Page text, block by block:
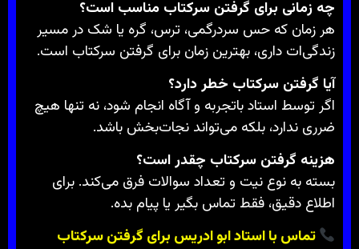
چه زمانی برای گرفتن سرکتاب مناسب است؟
هر زمان که حس سردرگمی، ترس، گره یا شک در مسیر
زندگی‌ات داری، بهترین زمان برای گرفتن سرکتاب است.
آیا گرفتن سرکتاب خطر دارد؟
اگر توسط استاد باتجربه و آگاه انجام شود، نه تنها هیچ
ضرری ندارد، بلکه می‌تواند نجات‌بخش باشد.
هزینه گرفتن سرکتاب چقدر است؟
بسته به نوع نیت و تعداد سوالات فرق می‌کند. برای
اطلاع دقیق، فقط تماس بگیر یا پیام بده.
تماس با استاد ابو ادریس برای گرفتن سرکتاب